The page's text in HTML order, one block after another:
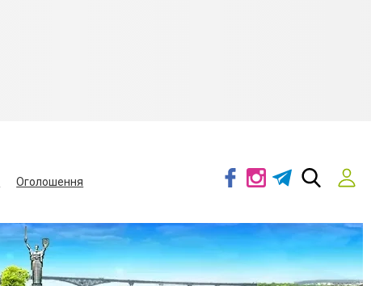
Оголошення